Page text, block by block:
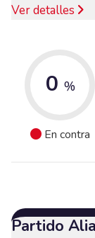
Ver detalles
0 %
En contra
Partido